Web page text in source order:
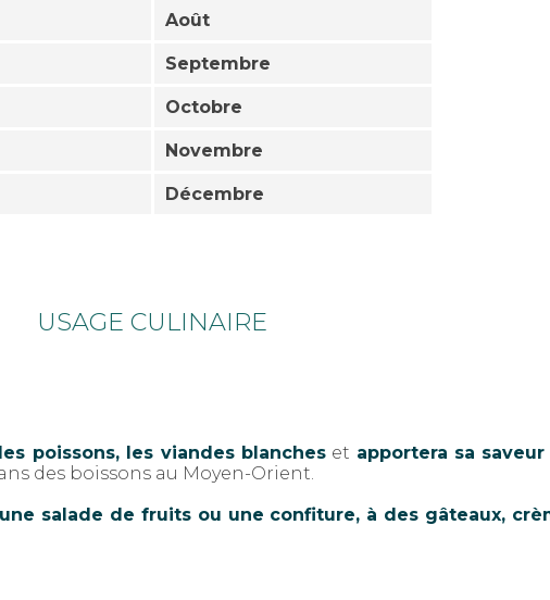
Août
Septembre
Octobre
Novembre
Décembre
USAGE CULINAIRE
poissons, les viandes blancheset apportera sa
des boissons au Moyen-Orient.
salade de fruits ou une confiture, à des gâteaux,